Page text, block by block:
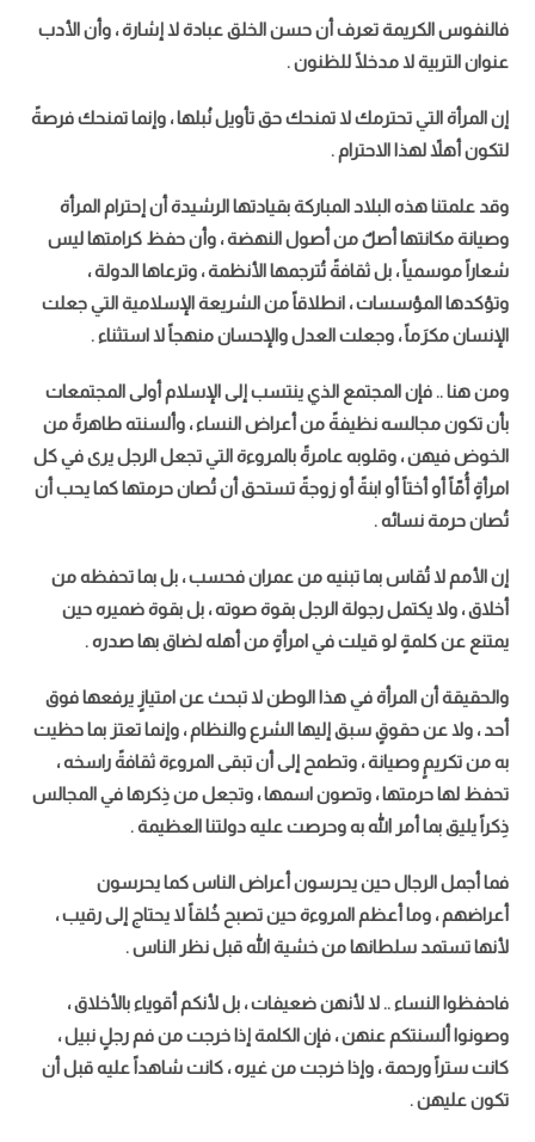
فالنفوس الكريمة تعرف أن حسن الخلق عبادة لا إشارة ، وأن الأدب
عنوان التربية لا مدخلًا للظنون .
إن المرأة التي تحترمك لا تمنحك حق تأويل نُبلها ، وإنما تمنحك فرصةً
لتكون أهلاً لهذا الاحترام .
وقد علمتنا هذه البلاد المباركة بقيادتها الرشيدة أن إحترام المرأة
وصيانة مكانتها أصلٌ من أصول النهضة ، وأن حفظ كرامتها ليس
شعاراً موسمياً ، بل ثقافةً تُترجمها الأنظمة ، وترعاها الدولة ،
وتؤكدها المؤسسات ، انطلاقاً من الشريعة الإسلامية التي جعلت
الإنسان مكرَماً ، وجعلت العدل والإحسان منهجاً لا استثناء .
ومن هنا .. فإن المجتمع الذي ينتسب إلى الإسلام أولى المجتمعات
بأن تكون مجالسه نظيفةً من أعراض النساء ، وألسنته طاهرةً من
الخوض فيهن ، وقلوبه عامرةً بالمروءة التي تجعل الرجل يرى في كل
امرأةٍ أُمّاً أو أختاً أو ابنةً أو زوجةً تستحق أن تُصان حرمتها كما يحب أن
تُصان حرمة نسائه .
إن الأمم لا تُقاس بما تبنيه من عمران فحسب ، بل بما تحفظه من
أخلاق ، ولا يكتمل رجولة الرجل بقوة صوته ، بل بقوة ضميره حين
يمتنع عن كلمةٍ لو قيلت في امرأةٍ من أهله لضاق بها صدره .
والحقيقة أن المرأة في هذا الوطن لا تبحث عن امتيازٍ يرفعها فوق
أحد ، ولا عن حقوقٍ سبق إليها الشرع والنظام ، وإنما تعتز بما حظيت
به من تكريمٍ وصيانة ، وتطمح إلى أن تبقى المروءة ثقافةً راسخه ،
تحفظ لها حرمتها ، وتصون اسمها ، وتجعل من ذِكرها في المجالس
ذِكراً يليق بما أمر الله به وحرصت عليه دولتنا العظيمة .
فما أجمل الرجال حين يحرسون أعراض الناس كما يحرسون
أعراضهم ، وما أعظم المروءة حين تصبح خُلقاً لا يحتاج إلى رقيب ،
لأنها تستمد سلطانها من خشية الله قبل نظر الناس .
فاحفظوا النساء .. لا لأنهن ضعيفات ، بل لأنكم أقوياء بالأخلاق ،
وصونوا ألسنتكم عنهن ، فإن الكلمة إذا خرجت من فم رجلٍ نبيل ،
كانت ستراً ورحمة ، وإذا خرجت من غيره ، كانت شاهداً عليه قبل أن
تكون عليهن .